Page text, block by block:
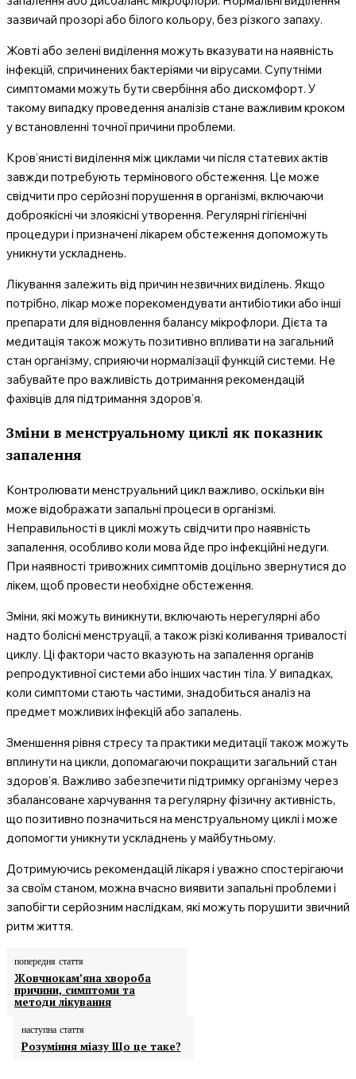
зазвичай прозорі або білого кольору, без різкого запаху.
Жовті або зелені виділення можуть вказувати на наявність
інфекцій, спричинених бактеріями чи вірусами. Супутніми
симптомами можуть бути свербіння або дискомфорт. У
такому випадку проведення аналізів стане важливим кроком
у встановленні точної причини проблеми.
Кров’янисті виділення між циклами чи після статевих актів
завжди потребують термінового обстеження. Це може
свідчити про серйозні порушення в організмі, включаючи
доброякісні чи злоякісні утворення. Регулярні гігієнічні
процедури і призначені лікарем обстеження допоможуть
уникнути ускладнень.
Лікування залежить від причин незвичних виділень. Якщо
потрібно, лікар може порекомендувати антибіотики або інші
препарати для відновлення балансу мікрофлори. Дієта та
медитація також можуть позитивно впливати на загальний
стан організму, сприяючи нормалізації функцій системи. Не
забувайте про важливість дотримання рекомендацій
фахівців для підтримання здоров’я.
Зміни в менструальному циклі як показник
запалення
Контролювати менструальний цикл важливо, оскільки він
може відображати запальні процеси в організмі.
Неправильності в циклі можуть свідчити про наявність
запалення, особливо коли мова йде про інфекційні недуги.
При наявності тривожних симптомів доцільно звернутися до
лікем, щоб провести необхідне обстеження.
Зміни, які можуть виникнути, включають нерегулярні або
надто болісні менструації, а також різкі коливання тривалості
циклу. Ці фактори часто вказують на запалення органів
репродуктивної системи або інших частин тіла. У випадках,
коли симптоми стають частими, знадобиться аналіз на
предмет можливих інфекцій або запалень.
Зменшення рівня стресу та практики медитації також можуть
вплинути на цикли, допомагаючи покращити загальний стан
здоров’я. Важливо забезпечити підтримку організму через
збалансоване харчування та регулярну фізичну активність,
що позитивно позначиться на менструальному циклі і може
допомогти уникнути ускладнень у майбутньому.
Дотримуючись рекомендацій лікаря і уважно спостерігаючи
за своїм станом, можна вчасно виявити запальні проблеми і
запобігти серйозним наслідкам, які можуть порушити звичний
ритм життя.
попередня стаття
Жовчнокам’яна хвороба
причини, симптоми та
методи лікування
наступна стаття
Розуміння міазу Що це таке?